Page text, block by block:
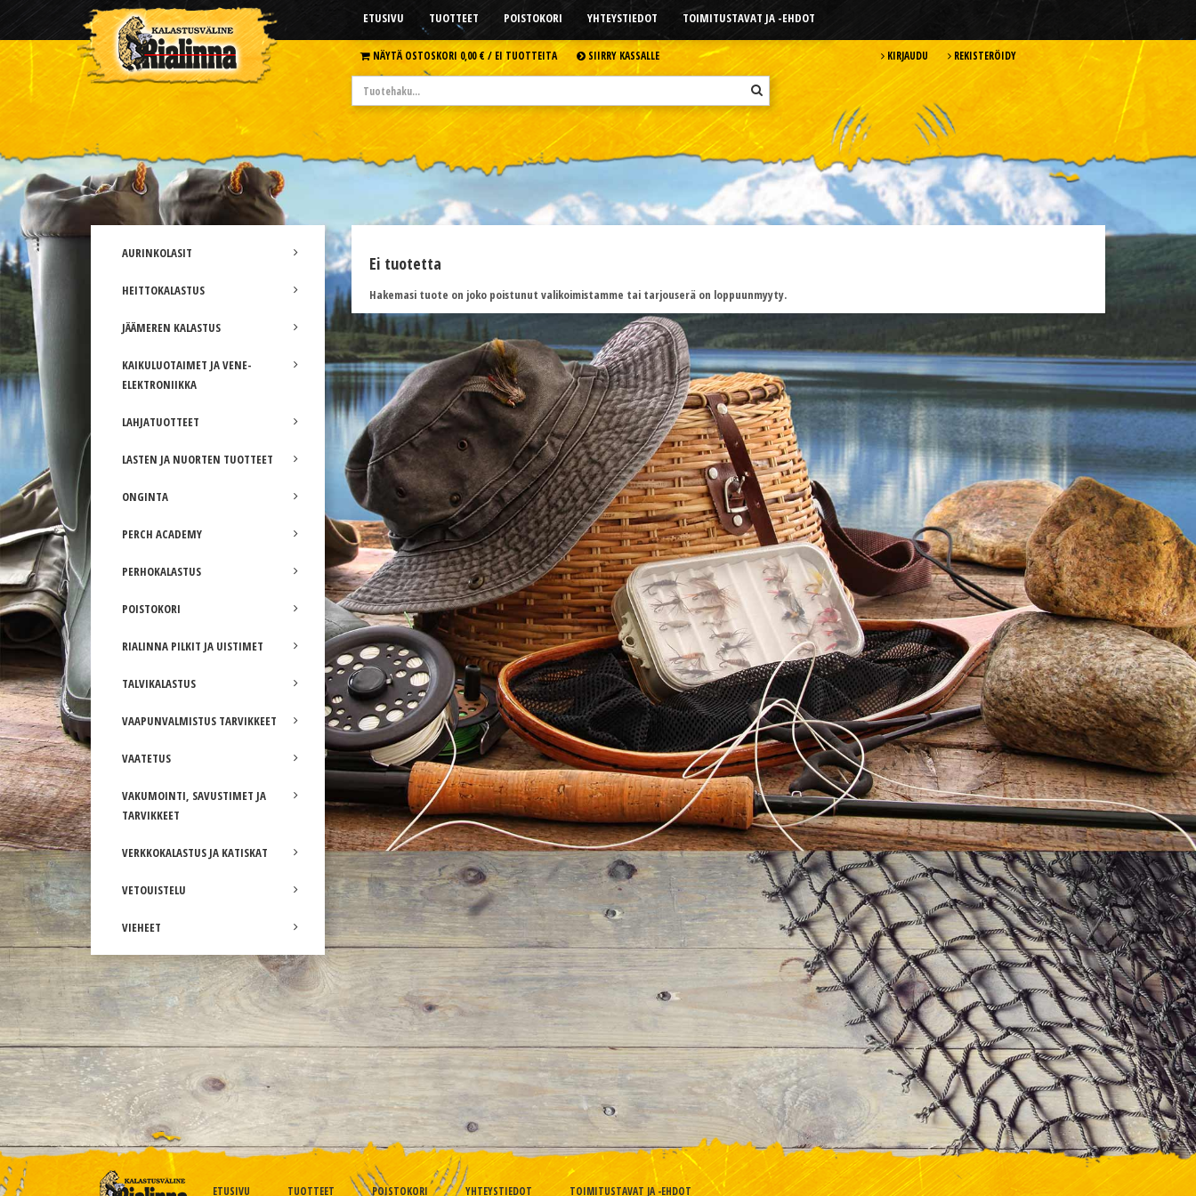
ETUSIVU TUOTTEET POISTOKORI YHTEYSTIEDOT TOIMITUSTAVAT JA -EHDOT
NÄYTÄ OSTOSKORI 0,00 € /EI TUOTTEITA SIIRRY KASSALLE KIRJAUDU REKISTERÖIDY
AURINKOLASIT
HEITTOKALASTUS
JÄÄMEREN KALASTUS
KAIKULUOTAIMET JA VENE-
ELEKTRONIIKKA
LAHJATUOTTEET
LASTEN JA NUORTEN TUOTTEET
ONGINTA
PERCH ACADEMY
PERHOKALASTUS
POISTOKORI
RIALINNA PILKIT JA UISTIMET
TALVIKALASTUS
VAAPUNVALMISTUS TARVIKKEET
VAATETUS
VAKUMOINTI, SAVUSTIMET JA
TARVIKKEET
VERKKOKALASTUS JA KATISKAT
VETOUISTELU
VIEHEET
Ei tuotetta
Hakemasi tuote on joko poistunut valikoimistamme tai tarjouserä on loppuunmyyty.
ETUSIVU TUOTTEET POISTOKORI YHTEYSTIEDOT TOIMITUSTAVAT JA -EHDOT